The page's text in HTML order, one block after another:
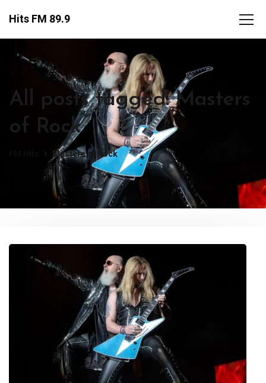
Hits FM 89.9
All posts tagged: Masters
of Rock
Masters of Rock